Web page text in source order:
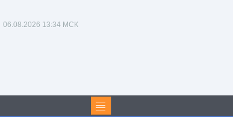
06.08.2026 13:34 МСК